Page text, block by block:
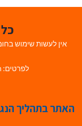
אין לעשות שימוש
לפרטים: Avihai.ZoomAt@gmail.com
האתר בתהליך